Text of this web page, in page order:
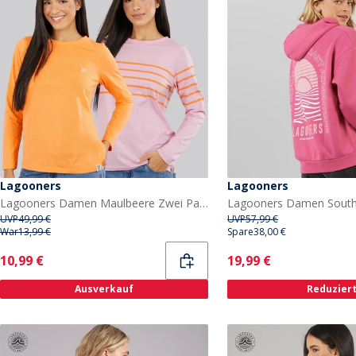
Lagooners
Lagooners Damen Maulbeere Zwei Pack T Shirts Rosa/Orange
UVP49,99 €
War13,99 €
Current
10,99 €
Ausverkauf
Lagooners
UVP57,99 €
Spare38,00 €
Current
19,99 €
Reduziert